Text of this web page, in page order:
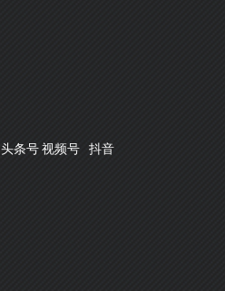
头条号 视频号 抖音